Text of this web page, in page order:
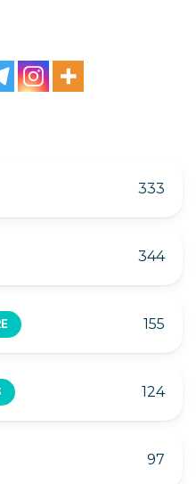
333
344
155
124
97